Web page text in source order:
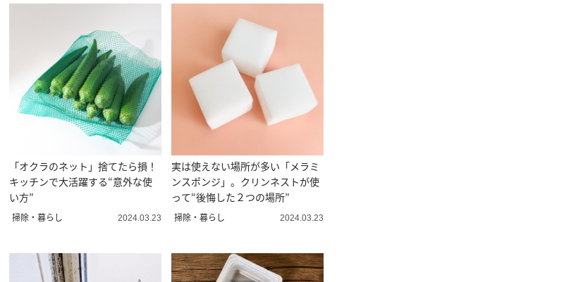
「オクラのネット」捨てたら損！
キッチンで大活躍する“意外な使
い方”
掃除・暮らし 2024.03.23
実は使えない場所が多い「メラミ
ンスポンジ」。クリンネストが使
って“後悔した２つの場所”
掃除・暮らし 2024.03.23